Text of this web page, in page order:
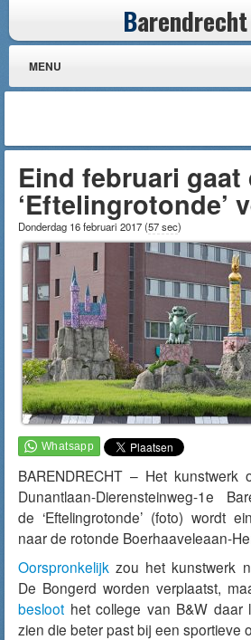
Barendrecht
MENU
Eind februari gaat
‘Eftelingrotonde’
Donderdag 16 februari 2017(57 sec)
BARENDRECHT – Het
Dunantlaan-Dierensteinweg-1e
de ‘Eftelingrotonde’ (foto) wordt
naar de rotonde Boerhaaveleaan-
Oorspronkelijk zou het kunstwerk
De Bongerd worden verplaatst,
besloot het college van B&W daar
zien die beter past bij een sportieve